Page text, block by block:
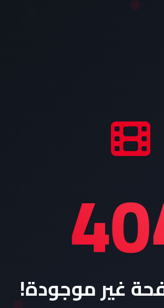
غير موجودة!